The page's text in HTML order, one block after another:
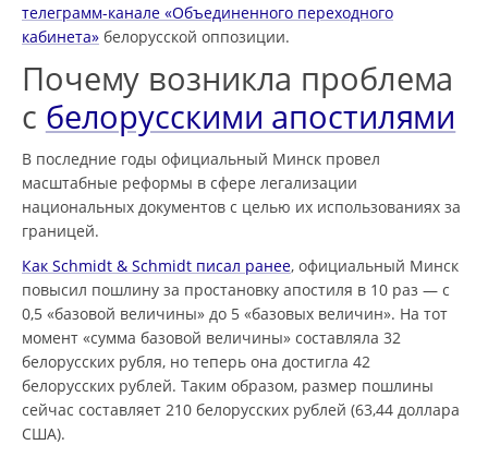
телеграмм-канале «Объединенного переходного
кабинета» белорусской оппозиции.
Почему возникла проблема
с белорусскими апостилями
В последние годы официальный Минск провел
масштабные реформы в сфере легализации
национальных документов с целью их использованиях за
границей.
Как Schmidt & Schmidt писал ранее, официальный Минск
повысил пошлину за простановку апостиля в 10 раз — с
0,5 «базовой величины» до 5 «базовых величин». На тот
момент «сумма базовой величины» составляла 32
белорусских рубля, но теперь она достигла 42
белорусских рублей. Таким образом, размер пошлины
сейчас составляет 210 белорусских рублей (63,44 доллара
США).